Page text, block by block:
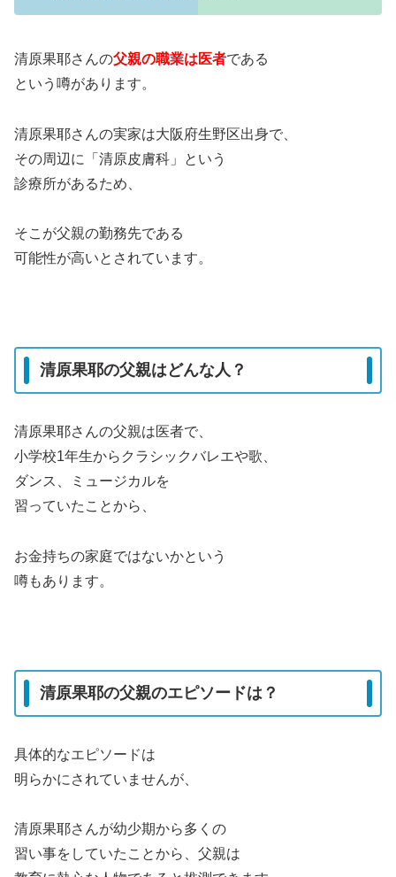
清原果耶さんの父親の職業は医者である
という噂があります。
清原果耶さんの実家は大阪府生野区出身で、
その周辺に「清原皮膚科」という
診療所があるため、
そこが父親の勤務先である
可能性が高いとされています。
清原果耶の父親はどんな人？
清原果耶さんの父親は医者で、
小学校1年生からクラシックバレエや歌、
ダンス、ミュージカルを
習っていたことから、
お金持ちの家庭ではないかという
噂もあります。
清原果耶の父親のエピソードは？
具体的なエピソードは
明らかにされていませんが、
清原果耶さんが幼少期から多くの
習い事をしていたことから、父親は